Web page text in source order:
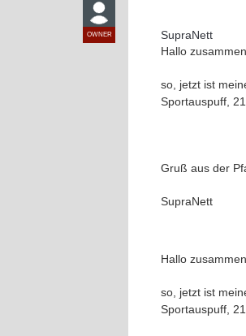
OWNER SupraNett
Hallo zusammen,
so, jetzt ist
Sportauspuff,
Gruß aus der
SupraNett
Hallo zusammen,
so, jetzt ist
Sportauspuff,